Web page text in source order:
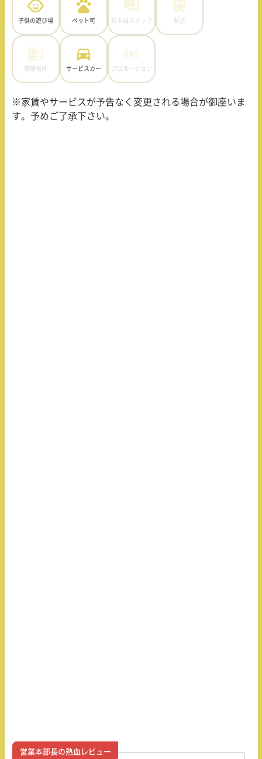
子供の遊び場 ペット可 日本語スタッフ 駅近
高層物件 サービスカー プロモーション
※家賃やサービスが予告なく変更される場合が御座いま
す。予めご了承下さい。
営業本部長の熱血レビュー